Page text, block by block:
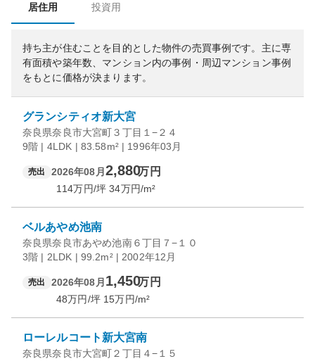
居住用 投資用
持ち主が住むことを目的とした物件の売買事例です。 主に専
有面積や築年数、マンション内の事例・周辺マンション事例
をもとに価格が決まります。
グランシティオ新大宮
奈良県奈良市大宮町３丁目１−２４
9階 | 4LDK | 83.58m² | 1996年03月
売出 2026年08月 2,880万円
114万円/坪 34万円/m²
ベルあやめ池南
奈良県奈良市あやめ池南６丁目７−１０
3階 | 2LDK | 99.2m² | 2002年12月
売出 2026年08月 1,450万円
48万円/坪 15万円/m²
ローレルコート新大宮南
奈良県奈良市大宮町２丁目４−１５